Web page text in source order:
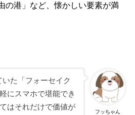
の港」など、懐かしい要素が満
フッちゃん
た「フォーセイク
にスマホで堪能でき
はそれだけで価値が